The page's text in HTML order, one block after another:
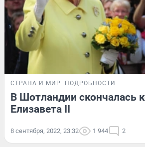
СТРАНА И МИР ПОДРОБНОСТИ
В Шотландии скончалась
Елизавета II
8 сентября, 2022, 23:32 1 944 2